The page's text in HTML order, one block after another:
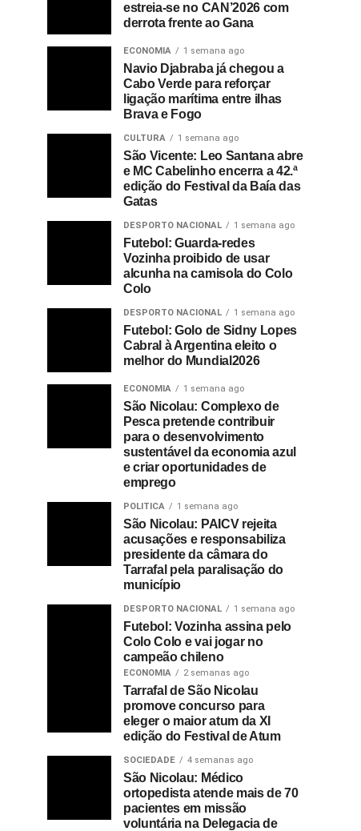
estreia-se no CAN’2026 com
derrota frente ao Gana
ECONOMIA 1 semana ago
Navio Djabraba já chegou a
Cabo Verde para reforçar
ligação marítima entre ilhas
Brava e Fogo
CULTURA 1 semana ago
São Vicente: Leo Santana abre
e MC Cabelinho encerra a 42.ª
edição do Festival da Baía das
Gatas
DESPORTO NACIONAL 1 semana ago
Futebol: Guarda-redes
Vozinha proibido de usar
alcunha na camisola do Colo
Colo
DESPORTO NACIONAL 1 semana ago
Futebol: Golo de Sidny Lopes
Cabral à Argentina eleito o
melhor do Mundial2026
ECONOMIA 1 semana ago
São Nicolau: Complexo de
Pesca pretende contribuir
para o desenvolvimento
sustentável da economia azul
e criar oportunidades de
emprego
POLITICA 1 semana ago
São Nicolau: PAICV rejeita
acusações e responsabiliza
presidente da câmara do
Tarrafal pela paralisação do
município
DESPORTO NACIONAL 1 semana ago
Futebol: Vozinha assina pelo
Colo Colo e vai jogar no
campeão chileno
ECONOMIA 2 semanas ago
Tarrafal de São Nicolau
promove concurso para
eleger o maior atum da XI
edição do Festival de Atum
SOCIEDADE 4 semanas ago
São Nicolau: Médico
ortopedista atende mais de 70
pacientes em missão
voluntária na Delegacia de